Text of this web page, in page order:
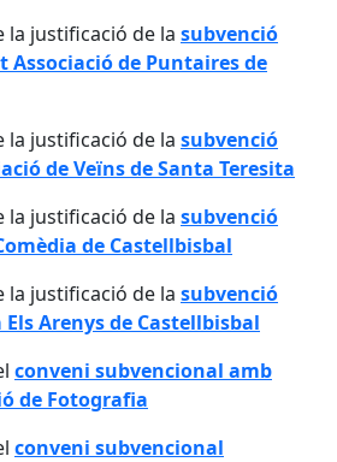
la justificació de la subvenció
de Puntaires de
la justificació de la subvenció
de Veïns de Santa Teresita
la justificació de la subvenció
de Castellbisbal
la justificació de la subvenció
Arenys de Castellbisbal
conveni subvencional amb
de Fotografia
conveni subvencional